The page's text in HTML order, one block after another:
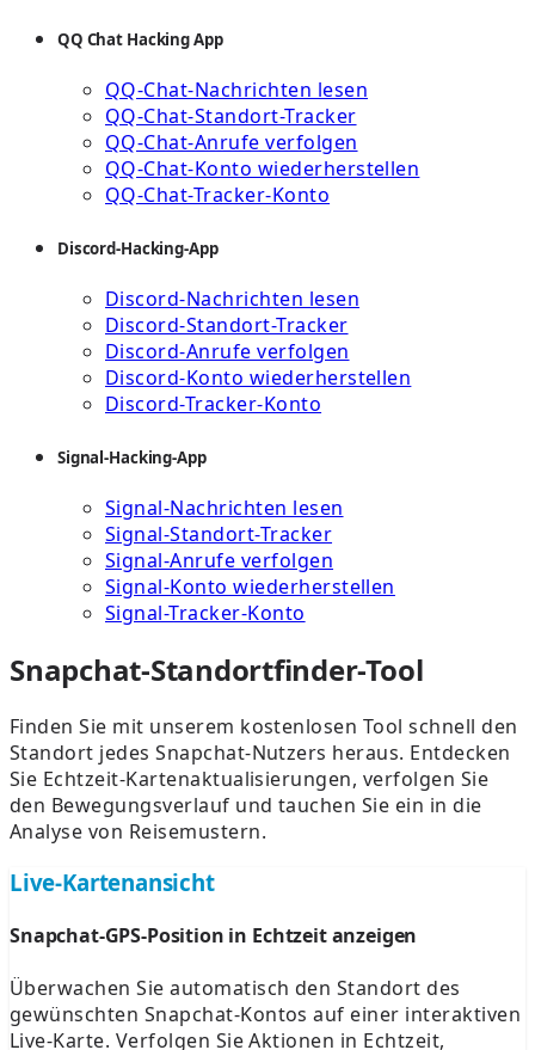
QQ Chat Hacking App
QQ-Chat-Nachrichten lesen
QQ-Chat-Standort-Tracker
QQ-Chat-Anrufe verfolgen
QQ-Chat-Konto wiederherstellen
QQ-Chat-Tracker-Konto
Discord-Hacking-App
Discord-Nachrichten lesen
Discord-Standort-Tracker
Discord-Anrufe verfolgen
Discord-Konto wiederherstellen
Discord-Tracker-Konto
Signal-Hacking-App
Signal-Nachrichten lesen
Signal-Standort-Tracker
Signal-Anrufe verfolgen
Signal-Konto wiederherstellen
Signal-Tracker-Konto
Snapchat-Standortfinder-Tool
Finden Sie mit unserem kostenlosen Tool schnell den
Standort jedes Snapchat-Nutzers heraus. Entdecken
Sie Echtzeit-Kartenaktualisierungen, verfolgen Sie
den Bewegungsverlauf und tauchen Sie ein in die
Analyse von Reisemustern.
Live-Kartenansicht
Snapchat-GPS-Position in Echtzeit anzeigen
Überwachen Sie automatisch den Standort des
gewünschten Snapchat-Kontos auf einer interaktiven
Live-Karte. Verfolgen Sie Aktionen in Echtzeit,